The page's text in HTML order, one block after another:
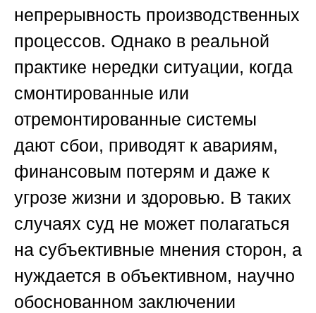
непрерывность производственных
процессов. Однако в реальной
практике нередки ситуации, когда
смонтированные или
отремонтированные системы
дают сбои, приводят к авариям,
финансовым потерям и даже к
угрозе жизни и здоровью. В таких
случаях суд не может полагаться
на субъективные мнения сторон, а
нуждается в объективном, научно
обоснованном заключении